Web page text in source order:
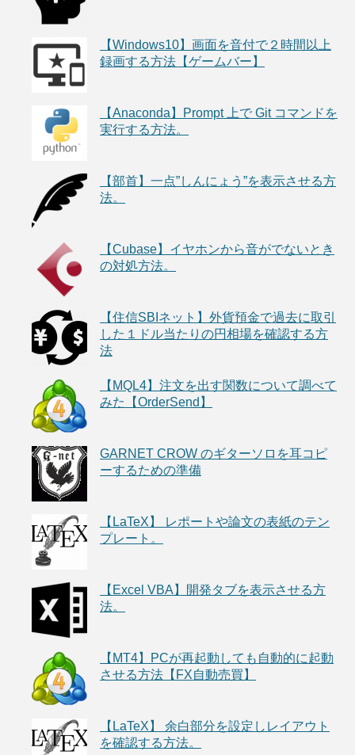
【Windows10】画面を音付で２時間以上
録画する方法【ゲームバー】
【Anaconda】Prompt 上で Git コマンドを
実行する方法。
【部首】一点”しんにょう”を表示させる方
法。
【Cubase】イヤホンから音がでないとき
の対処方法。
【住信SBIネット】外貨預金で過去に取引
した１ドル当たりの円相場を確認する方
法
【MQL4】注文を出す関数について調べて
みた【OrderSend】
GARNET CROW のギターソロを耳コピ
ーするための準備
【LaTeX】 レポートや論文の表紙のテン
プレート。
【Excel VBA】開発タブを表示させる方
法。
【MT4】PCが再起動しても自動的に起動
させる方法【FX自動売買】
【LaTeX】 余白部分を設定しレイアウト
を確認する方法。